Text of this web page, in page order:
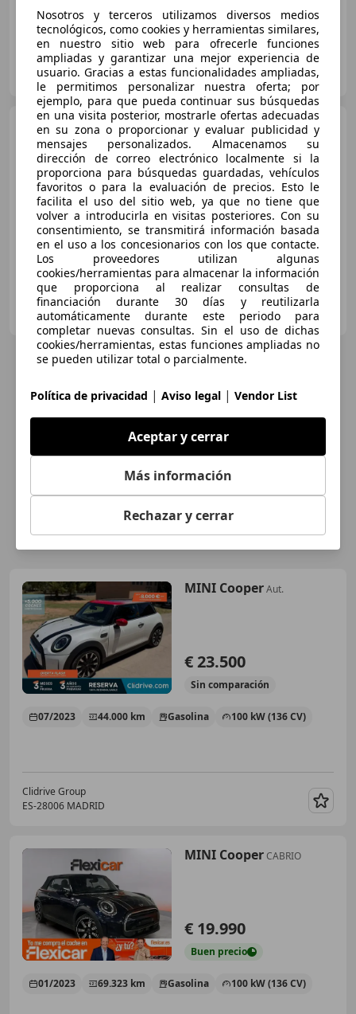
FLEXICAR ALICANTE.
ES-03007 ALICANTE
MINI Cooper2.0 S AUTO
178 5P
€ 24.750 1
Sin comparación
05/2023 58.532 km Gasolina 131 kW (178 CV)
Autoplanet
ES-28914 LEGANES
MINI CooperAut.
€ 23.500
Sin comparación
07/2023 44.000 km Gasolina 100 kW (136 CV)
Clidrive Group
ES-28006 MADRID
MINI CooperCABRIO
€ 19.990
Buen precio
01/2023 69.323 km Gasolina 100 kW (136 CV)
Nosotros y terceros utilizamos diversos medios
tecnológicos, como cookies y herramientas similares,
en nuestro sitio web para ofrecerle funciones
ampliadas y garantizar una mejor experiencia de
usuario. Gracias a estas funcionalidades ampliadas,
le permitimos personalizar nuestra oferta; por
ejemplo, para que pueda continuar sus búsquedas
en una visita posterior, mostrarle ofertas adecuadas
en su zona o proporcionar y evaluar publicidad y
mensajes personalizados. Almacenamos su
dirección de correo electrónico localmente si la
proporciona para búsquedas guardadas, vehículos
favoritos o para la evaluación de precios. Esto le
facilita el uso del sitio web, ya que no tiene que
volver a introducirla en visitas posteriores. Con su
consentimiento, se transmitirá información basada
en el uso a los concesionarios con los que contacte.
Los proveedores utilizan algunas
cookies/herramientas para almacenar la información
que proporciona al realizar consultas de
financiación durante 30 días y reutilizarla
automáticamente durante este periodo para
completar nuevas consultas. Sin el uso de dichas
cookies/herramientas, estas funciones ampliadas no
se pueden utilizar total o parcialmente.
Política de privacidad | Aviso legal | Vendor List
Aceptar y cerrar
Más información
Rechazar y cerrar